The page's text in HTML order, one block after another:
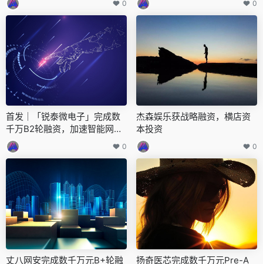
0 0
首发｜「锐泰微电子」完成数
千万B2轮融资，加速智能网联
车芯片布局
0
杰森娱乐获战略融资，横店资
本投资
0
丈八网安完成数千万元B+轮融 扬奇医芯完成数千万元Pre-A